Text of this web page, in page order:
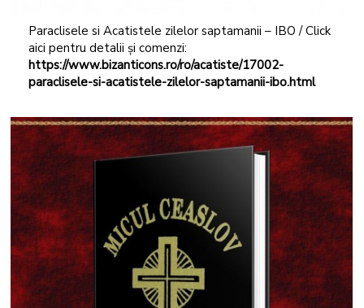
Paraclisele si Acatistele zilelor saptamanii – IBO / Click
aici pentru detalii și comenzi:
https://www.bizanticons.ro/ro/acatiste/17002-
paraclisele-si-acatistele-zilelor-saptamanii-ibo.html